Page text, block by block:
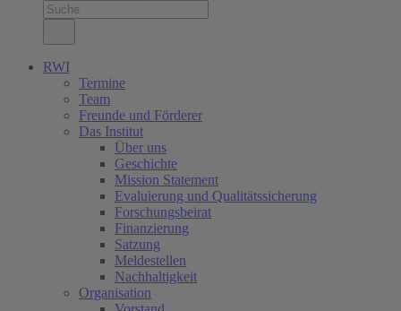
RWI
Termine
Team
Freunde und Förderer
Das Institut
Über uns
Geschichte
Mission Statement
Evaluierung und Qualitätssicherung
Forschungsbeirat
Finanzierung
Satzung
Meldestellen
Nachhaltigkeit
Organisation